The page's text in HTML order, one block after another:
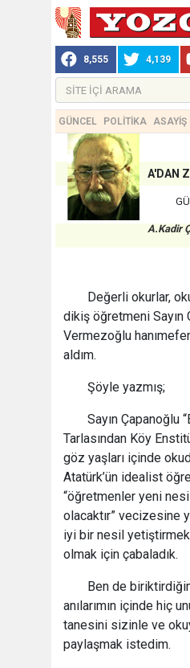
8,555 4,139
GÜNCEL POLİTİKA ASAYİŞ
A'DAN
A.Kadir
Değerli okurlar,
dikiş öğretmeni Sayın
Vermezoğlu
aldım.
Şöyle yazmış;
Sayın Çapanoğlu
Tarlasından Köy
göz yaşları içinde
Atatürk’ün idealist
“öğretmenler yeni
olacaktır” vecizesine
iyi bir nesil
olmak için çabaladık.
Ben de
anılarımın içinde hiç
tanesini sizinle ve
paylaşmak istedim.